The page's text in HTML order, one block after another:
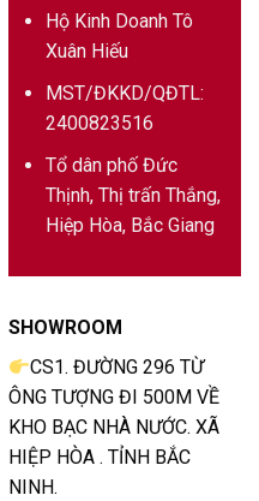
Hộ Kinh Doanh Tô
Xuân Hiếu
MST/ĐKKD/QĐTL:
2400823516
Tổ dân phố Đức
Thịnh, Thị trấn Thắng,
Hiệp Hòa, Bắc Giang
SHOWROOM
CS1. ĐƯỜNG 296 TỪ
ÔNG TƯỢNG ĐI 500M VỀ
KHO BẠC NHÀ NƯỚC. XÃ
HIỆP HÒA . TỈNH BẮC
NINH.